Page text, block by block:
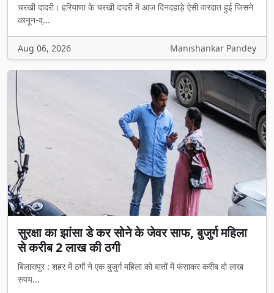
चरखी दादरी। हरियाणा के चरखी दादरी में आज दिनदहाड़े ऐसी वारदात हुई जिसने
कानून-व्...
Aug 06, 2026 Manishankar Pandey
सुरक्षा का झांसा डे कर सोने के जेवर साफ, बुजुर्ग महिला
से करीब 2 लाख की ठगी
बिलासपुर : शहर में ठगों ने एक बुजुर्ग महिला को बातों में फंसाकर करीब दो लाख
रुपय...